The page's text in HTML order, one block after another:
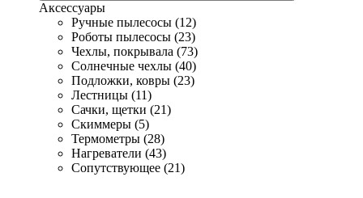
Аксессуары
Ручные пылесосы (12)
Роботы пылесосы (23)
Чехлы, покрывала (73)
Солнечные чехлы (40)
Подложки, ковры (23)
Лестницы (11)
Сачки, щетки (21)
Скиммеры (5)
Термометры (28)
Нагреватели (43)
Сопутствующее (21)